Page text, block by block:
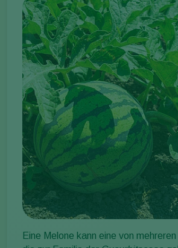
Eine Melone kann eine von